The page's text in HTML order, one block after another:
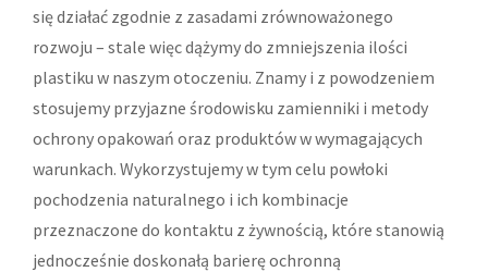
się działać zgodnie z zasadami zrównoważonego
rozwoju – stale więc dążymy do zmniejszenia ilości
plastiku w naszym otoczeniu. Znamy i z powodzeniem
stosujemy przyjazne środowisku zamienniki i metody
ochrony opakowań oraz produktów w wymagających
warunkach. Wykorzystujemy w tym celu powłoki
pochodzenia naturalnego i ich kombinacje
przeznaczone do kontaktu z żywnością, które stanowią
jednocześnie doskonałą barierę ochronną